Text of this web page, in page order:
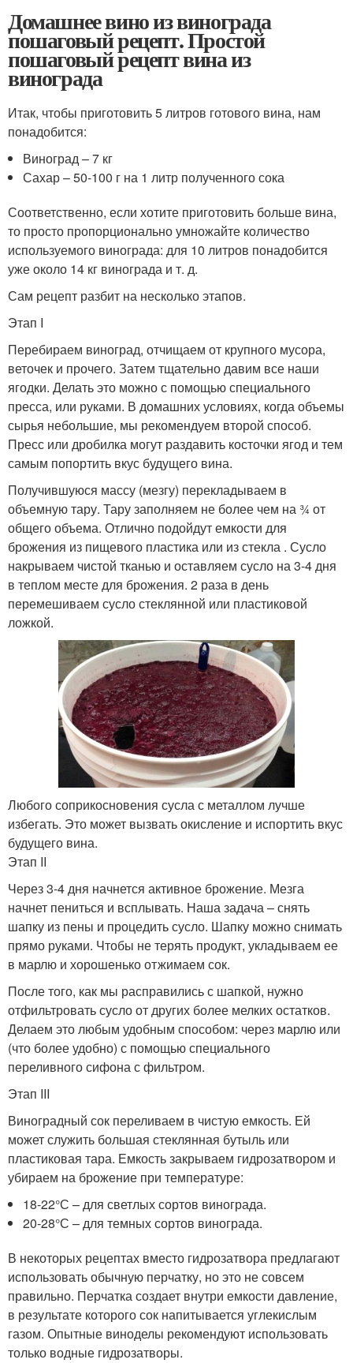
Домашнее вино из винограда
пошаговый рецепт. Простой
пошаговый рецепт вина из
винограда
Итак, чтобы приготовить 5 литров готового вина, нам
понадобится:
Виноград – 7 кг
Сахар – 50-100 г на 1 литр полученного сока
Соответственно, если хотите приготовить больше вина,
то просто пропорционально умножайте количество
используемого винограда: для 10 литров понадобится
уже около 14 кг винограда и т. д.
Сам рецепт разбит на несколько этапов.
Этап I
Перебираем виноград, отчищаем от крупного мусора,
веточек и прочего. Затем тщательно давим все наши
ягодки. Делать это можно с помощью специального
пресса, или руками. В домашних условиях, когда объемы
сырья небольшие, мы рекомендуем второй способ.
Пресс или дробилка могут раздавить косточки ягод и тем
самым попортить вкус будущего вина.
Получившуюся массу (мезгу) перекладываем в
объемную тару. Тару заполняем не более чем на ¾ от
общего объема. Отлично подойдут емкости для
брожения из пищевого пластика или из стекла . Сусло
накрываем чистой тканью и оставляем сусло на 3-4 дня
в теплом месте для брожения. 2 раза в день
перемешиваем сусло стеклянной или пластиковой
ложкой.
Любого соприкосновения сусла с металлом лучше
избегать. Это может вызвать окисление и испортить вкус
будущего вина.
Этап II
Через 3-4 дня начнется активное брожение. Мезга
начнет пениться и всплывать. Наша задача – снять
шапку из пены и процедить сусло. Шапку можно снимать
прямо руками. Чтобы не терять продукт, укладываем ее
в марлю и хорошенько отжимаем сок.
После того, как мы расправились с шапкой, нужно
отфильтровать сусло от других более мелких остатков.
Делаем это любым удобным способом: через марлю или
(что более удобно) с помощью специального
переливного сифона с фильтром.
Этап III
Виноградный сок переливаем в чистую емкость. Ей
может служить большая стеклянная бутыль или
пластиковая тара. Емкость закрываем гидрозатвором и
убираем на брожение при температуре:
18-22°С – для светлых сортов винограда.
20-28°С – для темных сортов винограда.
В некоторых рецептах вместо гидрозатвора предлагают
использовать обычную перчатку, но это не совсем
правильно. Перчатка создает внутри емкости давление,
в результате которого сок напитывается углекислым
газом. Опытные виноделы рекомендуют использовать
только водные гидрозатворы.